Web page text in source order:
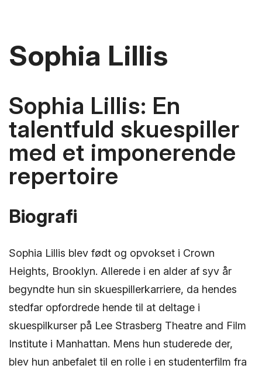
Sophia Lillis
Sophia Lillis: En
talentfuld skuespiller
med et imponerende
repertoire
Biografi
Sophia Lillis blev født og opvokset i Crown
Heights, Brooklyn. Allerede i en alder af syv år
begyndte hun sin skuespillerkarriere, da hendes
stedfar opfordrede hende til at deltage i
skuespilkurser på Lee Strasberg Theatre and Film
Institute i Manhattan. Mens hun studerede der,
blev hun anbefalet til en rolle i en studenterfilm fra